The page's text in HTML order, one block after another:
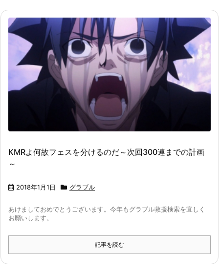
KMRよ何故フェスを分けるのだ～次回300連までの計画
～
2018年1月1日 グラブル
あけましておめでとうございます。今年もグラブル救援検索を宜しく
お願いします。
記事を読む